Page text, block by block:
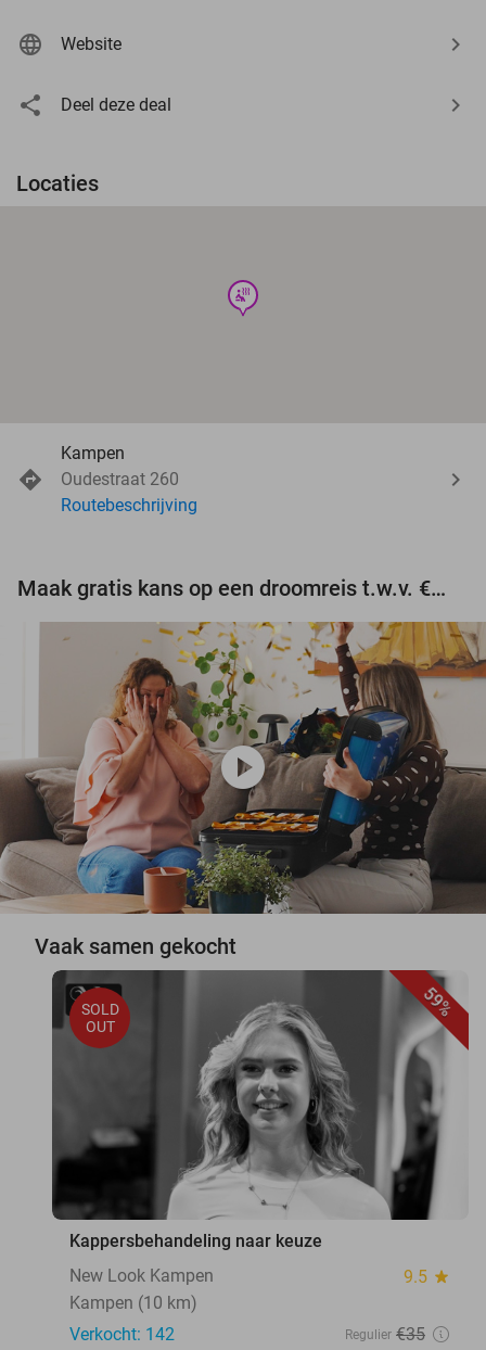
Website
Deel deze deal
Locaties
wellness
Kampen
Oudestraat 260
Routebeschrijving
Maak gratis kans op een droomreis t.w.v. €3.000!
play_circle
Vaak samen gekocht
59%
SOLD
OUT
Kappersbehandeling naar keuze
New Look Kampen
9.5 star
Kampen (10 km)
Verkocht: 142
Regulier €35